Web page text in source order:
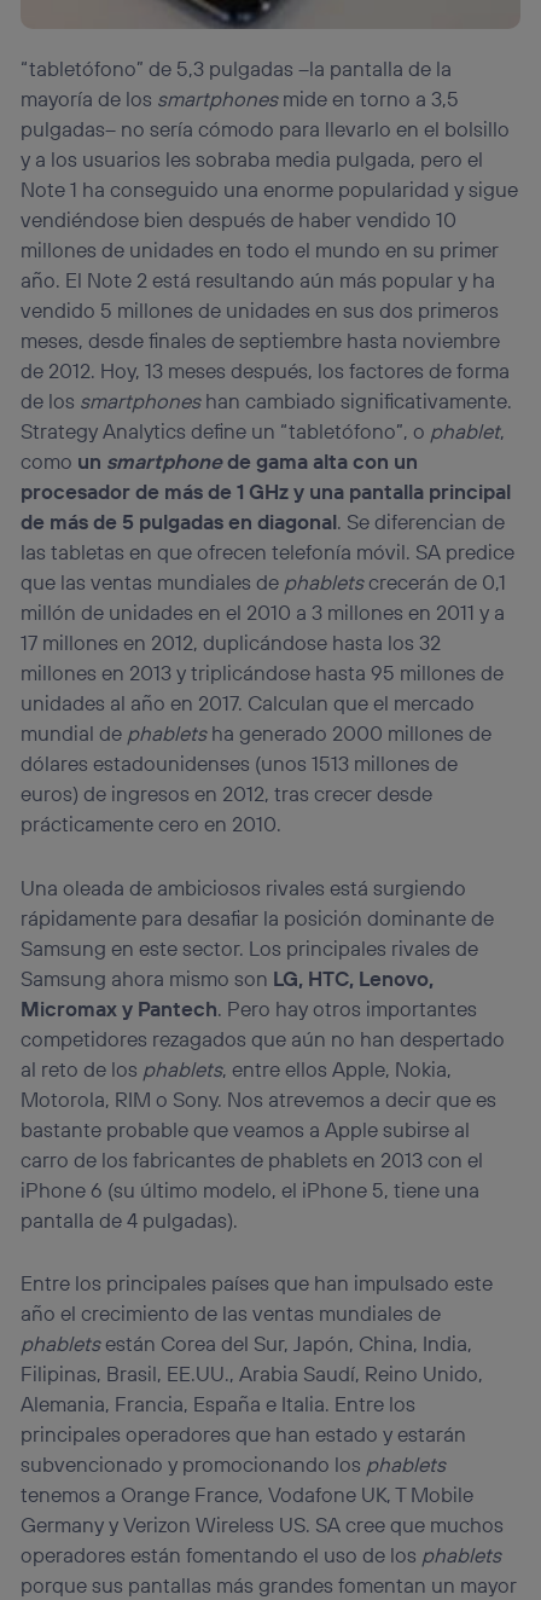
“tabletófono” de 5,3 pulgadas –la pantalla de la
mayoría de los smartphonesmide en torno a 3,5
pulgadas– no sería cómodo para llevarlo en el bolsillo
y a los usuarios les sobraba media pulgada, pero el
Note 1 ha conseguido una enorme popularidad y sigue
vendiéndose bien después de haber vendido 10
millones de unidades en todo el mundo en su primer
año. El Note 2 está resultando aún más popular y ha
vendido 5 millones de unidades en sus dos primeros
meses, desde finales de septiembre hasta noviembre
de 2012. Hoy, 13 meses después, los factores de forma
de los smartphoneshan cambiado significativamente.
Strategy Analytics define un “tabletófono”, o phablet,
como un smartphonede gama alta con un
procesador de más de 1 GHz y una pantalla principal
de más de 5 pulgadas en diagonal. Se diferencian de
las tabletas en que ofrecen telefonía móvil. SA predice
que las ventas mundiales de phabletscrecerán de 0,1
millón de unidades en el 2010 a 3 millones en 2011 y a
17 millones en 2012, duplicándose hasta los 32
millones en 2013 y triplicándose hasta 95 millones de
unidades al año en 2017. Calculan que el mercado
mundial de phabletsha generado 2000 millones de
dólares estadounidenses (unos 1513 millones de
euros) de ingresos en 2012, tras crecer desde
prácticamente cero en 2010.
Una oleada de ambiciosos rivales está surgiendo
rápidamente para desafiar la posición dominante de
Samsung en este sector. Los principales rivales de
Samsung ahora mismo son LG, HTC, Lenovo,
Micromax y Pantech. Pero hay otros importantes
competidores rezagados que aún no han despertado
al reto de los phablets, entre ellos Apple, Nokia,
Motorola, RIM o Sony. Nos atrevemos a decir que es
bastante probable que veamos a Apple subirse al
carro de los fabricantes de phablets en 2013 con el
iPhone 6 (su último modelo, el iPhone 5, tiene una
pantalla de 4 pulgadas).
Entre los principales países que han impulsado este
año el crecimiento de las ventas mundiales de
phabletsestán Corea del Sur, Japón, China, India,
Filipinas, Brasil, EE.UU., Arabia Saudí, Reino Unido,
Alemania, Francia, España e Italia. Entre los
principales operadores que han estado y estarán
subvencionado y promocionando los phablets
tenemos a Orange France, Vodafone UK, T Mobile
Germany y Verizon Wireless US. SA cree que muchos
operadores están fomentando el uso de los phablets
porque sus pantallas más grandes fomentan un mayor